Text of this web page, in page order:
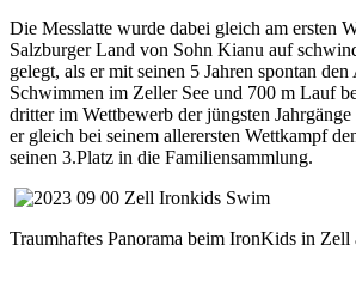
Die Messlatte wurde dabei gleich am ersten
Salzburger Land von Sohn Kianu auf
gelegt, als er mit seinen 5 Jahren spontan
Schwimmen im Zeller See und 700 m Lauf
dritter im Wettbewerb der jüngsten
er gleich bei seinem allerersten Wettkampf
seinen 3.Platz in die Familiensammlung.
Traumhaftes Panorama beim IronKids in Zell